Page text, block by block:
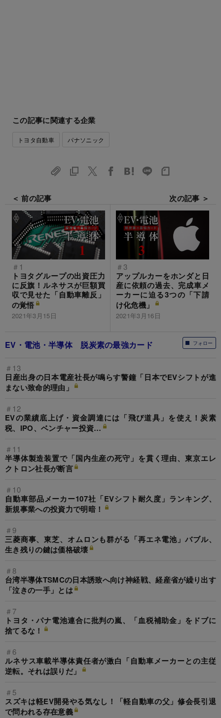
この記事に関連する企業
トヨタ自動車 パナソニック
＜ 前の記事
＃1
トヨタグループの出資圧力
に反旗！ルネサスが巨額買
収で見せた「自動車離反」
の覚悟
2021年3月15日
次の記事 ＞
＃3
アップルカーをホンダと日
産に依頼の過去、完成車メ
ーカーに迫る3つの「下請
け化危機」
2021年3月16日
フォロー
EV・電池・半導体 脱炭素の最強カード
＃13
日産出身の日本電産社長が鳴らす警鐘「日本でEVシフトが進
まない致命的理由」
＃12
EVの業績底上げ・資金調達には「飛び道具」を使え！炭素
税、IPO、ベンチャー投資…
＃11
半導体製造装置で「国内生産の死守」を貫く理由、東京エレ
クトロン社長が断言
＃10
自動車部品メーカー107社「EVシフト耐久度」ランキング、
新規事業への投資力で明暗！
＃9
三菱商事、東芝、オムロンも群がる「再エネ電池」バブル、
生き残りの鍵は価格破壊
＃8
台湾半導体TSMCの日本誘致へ向け神経戦、経産省が繰り出す
「泣きの一手」とは
＃7
トヨタ・パナ電池連合に批判の嵐、「血税補助金」をドブに
捨てるな！
＃6
ルネサス車載半導体責任者が激白「自動車メーカーとの主従
逆転。それは誤りだ」
＃5
スズキは軽EV開発やる気なし！「軽自動車の父」修会長引退
で問われる存在意義